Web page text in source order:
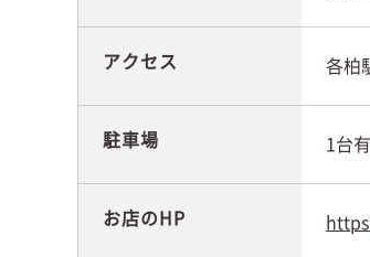
アクセス 各柏
駐車場 1台有
お店のHP